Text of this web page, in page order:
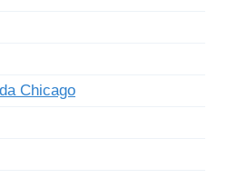
Chicago